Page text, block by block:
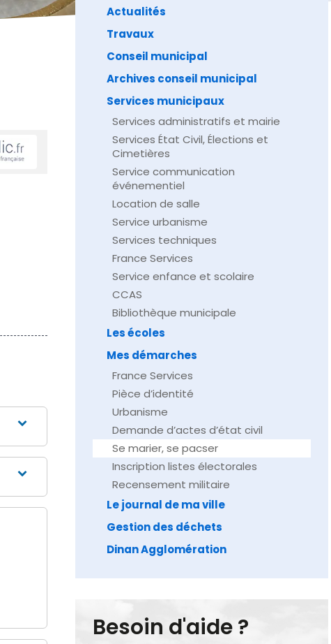
Actualités
Travaux
Conseil municipal
Archives conseil municipal
Services municipaux
Services administratifs et mairie
Services État Civil, Élections et
Cimetières
Service communication
événementiel
Location de salle
Service urbanisme
Services techniques
France Services
Service enfance et scolaire
CCAS
Bibliothèque municipale
Les écoles
Mes démarches
France Services
Pièce d’identité
Urbanisme
Demande d’actes d’état civil
Se marier, se pacser
Inscription listes électorales
Recensement militaire
Le journal de ma ville
Gestion des déchets
Dinan Agglomération
Besoin d'aide ?